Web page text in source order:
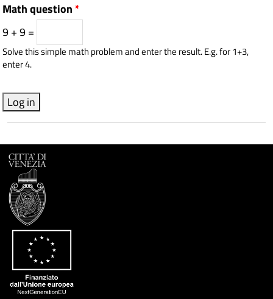
Math question *
9 + 9 =
Solve this simple math problem and enter the result. E.g. for 1+3,
enter 4.